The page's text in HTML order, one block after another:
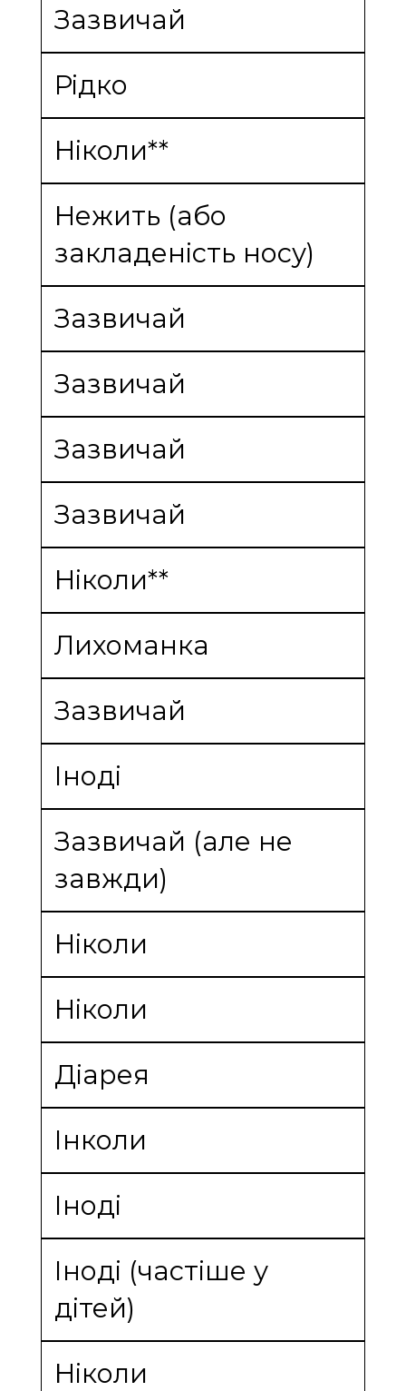
Зазвичай
Рідко
Ніколи**
Нежить (або
закладеність носу)
Зазвичай
Зазвичай
Зазвичай
Зазвичай
Ніколи**
Лихоманка
Зазвичай
Іноді
Зазвичай (але не
завжди)
Ніколи
Ніколи
Діарея
Інколи
Іноді
Іноді (частіше у
дітей)
Ніколи